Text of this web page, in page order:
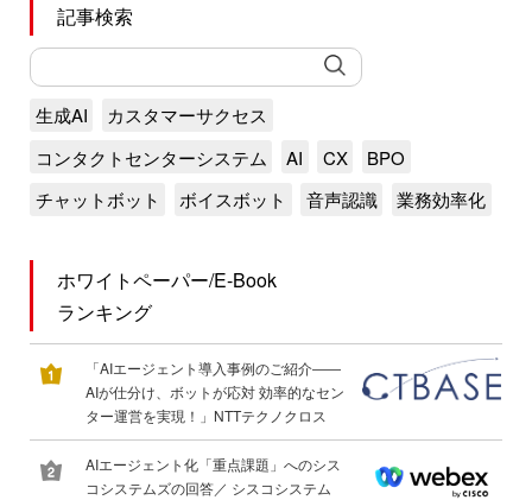
記事検索
生成AI
カスタマーサクセス
コンタクトセンターシステム
AI CX
BPO
チャットボット
ボイスボット 音声認識 業務効率化
ホワイトペーパー/E-Book
ランキング
「AIエージェント導入事例のご紹介――
AIが仕分け、ボットが応対 効率的なセン
ター運営を実現！」NTTテクノクロス
AIエージェント化「重点課題」へのシス
コシステムズの回答／ シスコシステム